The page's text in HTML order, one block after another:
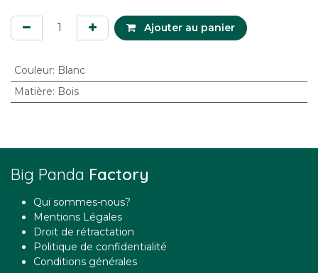
Ajouter au panier
Couleur: Blanc
Matière: Bois
Big Panda Factory
Qui sommes-nous?
Mentions Légales
Droit de rétractation
Politique de confidentialité
Conditions générales